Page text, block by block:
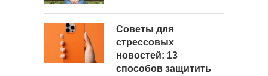
Советы для
стрессовых
новостей: 13
способов защитить